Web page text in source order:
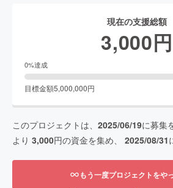
現在の支援総額
3,000円
0%達成
目標金額5,000,000円
このプロジェクトは、 2025/06/19に募集
より 3,000円の資金を集め、 2025/08/31
もう一度プロジェクトをや